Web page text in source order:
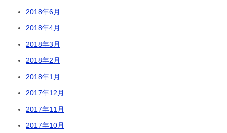
2018年6月
2018年4月
2018年3月
2018年2月
2018年1月
2017年12月
2017年11月
2017年10月